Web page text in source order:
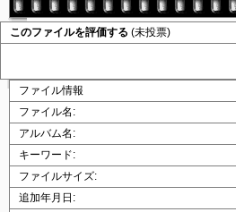
このファイルを評価する (未投票)
ファイル情報
ファイル名:
アルバム名:
キーワード:
ファイルサイズ:
追加年月日: